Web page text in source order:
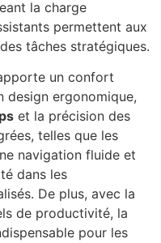
la charge
permettent aux
tâches stratégiques.
un confort
design ergonomique,
et la précision des
telles que les
navigation fluide et
dans les
De plus, avec la
de productivité, la
pour les